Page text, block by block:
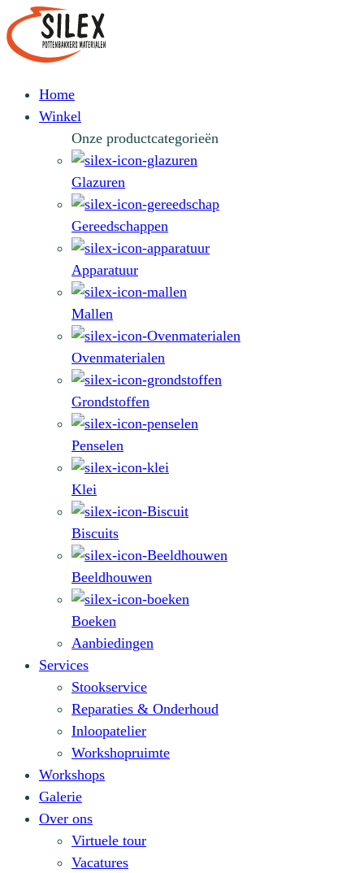
Home
Winkel
Onze productcategorieën
Glazuren
Gereedschappen
Apparatuur
Mallen
Ovenmaterialen
Grondstoffen
Penselen
Klei
Biscuits
Beeldhouwen
Boeken
Aanbiedingen
Services
Stookservice
Reparaties & Onderhoud
Inloopatelier
Workshopruimte
Workshops
Galerie
Over ons
Virtuele tour
Vacatures